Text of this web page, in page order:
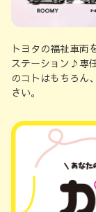
トヨタの福祉車両
ステーション♪専
のコトはもちろん
さい。